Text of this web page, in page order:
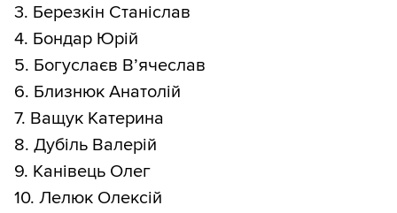
3. Березкін Станіслав
4. Бондар Юрій
5. Богуслаєв В’ячеслав
6. Близнюк Анатолій
7. Ващук Катерина
8. Дубіль Валерій
9. Канівець Олег
10. Лелюк Олексій